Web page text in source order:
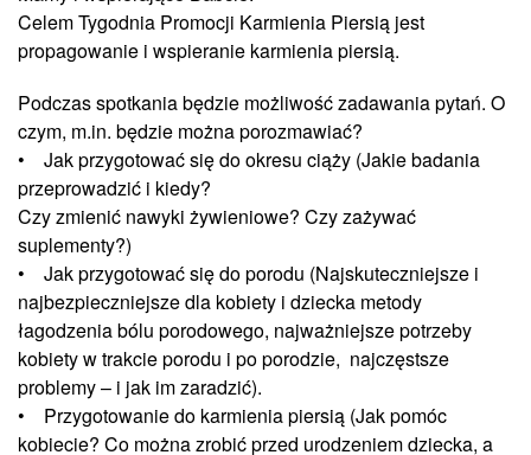
Celem Tygodnia Promocji Karmienia Piersią jest
propagowanie i wspieranie karmienia piersią.
Podczas spotkania będzie możliwość zadawania pytań. O
czym, m.in. będzie można porozmawiać?
• Jak przygotować się do okresu ciąży (Jakie badania
przeprowadzić i kiedy?
Czy zmienić nawyki żywieniowe? Czy zażywać
suplementy?)
• Jak przygotować się do porodu (Najskuteczniejsze i
najbezpieczniejsze dla kobiety i dziecka metody
łagodzenia bólu porodowego, najważniejsze potrzeby
kobiety w trakcie porodu i po porodzie, najczęstsze
problemy – i jak im zaradzić).
• Przygotowanie do karmienia piersią (Jak pomóc
kobiecie? Co można zrobić przed urodzeniem dziecka, a